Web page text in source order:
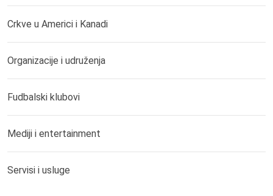
Crkve u Americi i Kanadi
Organizacije i udruženja
Fudbalski klubovi
Mediji i entertainment
Servisi i usluge